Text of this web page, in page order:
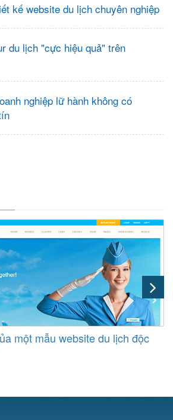
kế website du lịch chuyên nghiệp
du lịch "cực hiệu quả" trên
nghiệp lữ hành không có
một mẫu website du lịch độc